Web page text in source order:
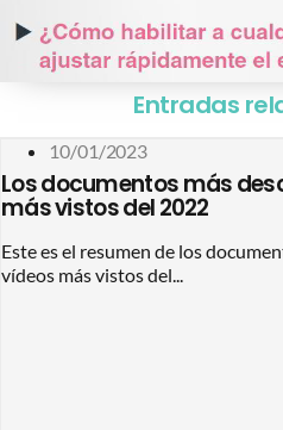
Entradas
10/01/2023
Los documentos más
más vistos del 2022
Este es el resumen de los
vídeos más vistos del...